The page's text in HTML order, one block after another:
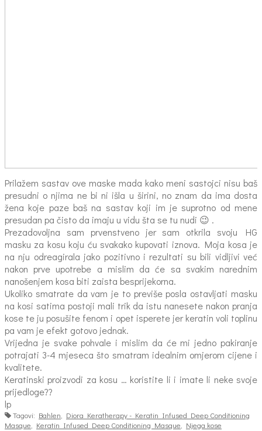
Prilažem sastav ove maske mada kako meni sastojci nisu baš
presudni o njima ne bi ni išla u širini, no znam da ima dosta
žena koje paze baš na sastav koji im je suprotno od mene
presudan pa čisto da imaju u vidu šta se tu nudi 😉 .
Prezadovoljna sam prvenstveno jer sam otkrila svoju HG
masku za kosu koju ću svakako kupovati iznova. Moja kosa je
na nju odreagirala jako pozitivno i rezultati su bili vidljivi već
nakon prve upotrebe a mislim da će sa svakim narednim
nanošenjem kosa biti zaista besprijekorna.
Ukoliko smatrate da vam je to previše posla ostavljati masku
na kosi satima postoji mali trik da istu nanesete nakon pranja
kose te ju posušite fenom i opet isperete jer keratin voli toplinu
pa vam je efekt gotovo jednak.
Vrijedna je svake pohvale i mislim da će mi jedno pakiranje
potrajati 3-4 mjeseca što smatram idealnim omjerom cijene i
kvalitete.
Keratinski proizvodi za kosu … koristite li i imate li neke svoje
prijedloge??
lp
Tagovi: Bahlen
Diora Keratherapy - Keratin Infused Deep Conditioning
Masque
Keratin Infused Deep Conditioning Masque Njega kose